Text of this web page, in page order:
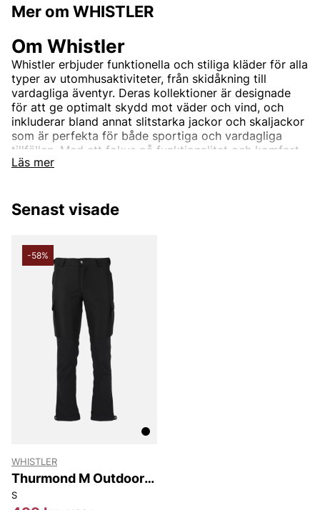
Mer om WHISTLER
Läs mer
Om Whistler
Whistler erbjuder funktionella och stiliga kläder för alla
typer av utomhusaktiviteter, från skidåkning till
vardagliga äventyr. Deras kollektioner är designade
för att ge optimalt skydd mot väder och vind, och
inkluderar bland annat slitstarka jackor och skaljackor
som är perfekta för både sportiga och vardagliga
tillfällen. Med ett fokus på funktionalitet och komfort
erbjuder Whistler kläder som klarar tuffa förhållanden
som ger dig både skydd och stil, till fantastiska priser.
Senast visade
-58%
WHISTLER
Thurmond M Outdoor
Pants
S